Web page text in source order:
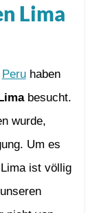
Lima
Peruhaben
besucht.
wurde,
Um es
ist völlig